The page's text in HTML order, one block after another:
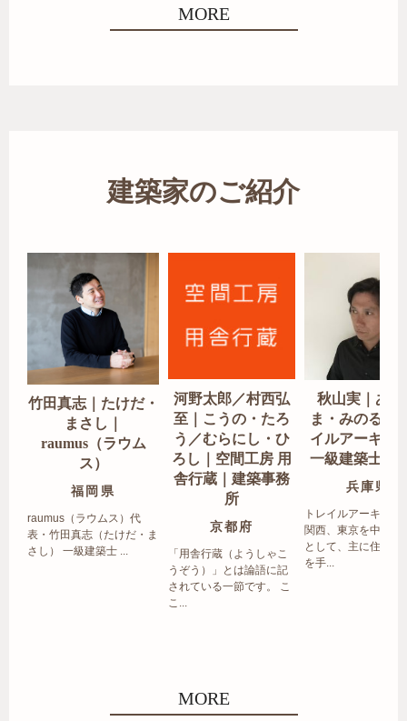
MORE
建築家のご紹介
竹田真志｜たけだ・
まさし｜
raumus（ラウム
ス）
福岡県
raumus（ラウムス）代
表・竹田真志（たけだ・ま
さし） 一級建築士 ...
河野太郎／村西弘
至｜こうの・たろ
う／むらにし・ひ
ろし｜空間工房 用
舎行蔵｜建築事務
所
京都府
「用舎行蔵（ようしゃこ
うぞう）」とは論語に記
されている一節です。 こ
こ...
秋山実｜あき
ま・みのる｜
イルアーキテ
一級建築士事
兵庫県
トレイルアーキテク
関西、東京を中心エ
として、主に住宅の
を手...
MORE